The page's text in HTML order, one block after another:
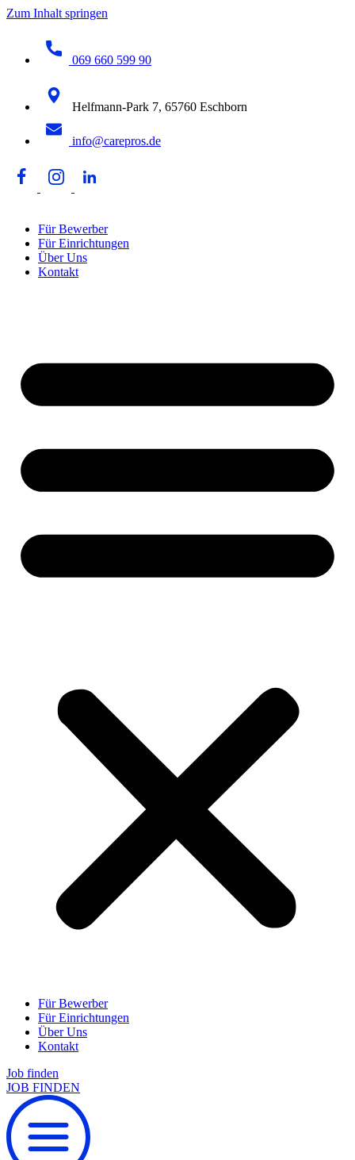
Zum Inhalt springen
069 660 599 90
Helfmann-Park 7, 65760 Eschborn
info@carepros.de
Für Bewerber
Für Einrichtungen
Über Uns
Kontakt
Für Bewerber
Für Einrichtungen
Über Uns
Kontakt
Job finden
JOB FINDEN